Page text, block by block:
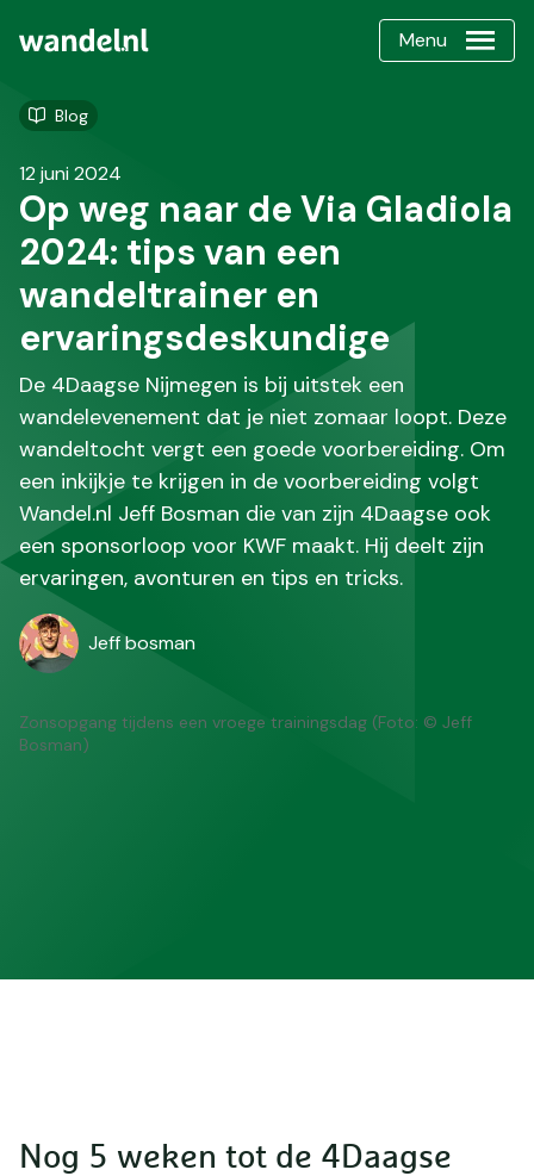
Menu
Blog
12 juni 2024
Op weg naar de Via Gladiola
2024: tips van een
wandeltrainer en
ervaringsdeskundige
De 4Daagse Nijmegen is bij uitstek een
wandelevenement dat je niet zomaar loopt. Deze
wandeltocht vergt een goede voorbereiding. Om
een inkijkje te krijgen in de voorbereiding volgt
Wandel.nl Jeff Bosman die van zijn 4Daagse ook
een sponsorloop voor KWF maakt. Hij deelt zijn
ervaringen, avonturen en tips en tricks.
Jeff bosman
Zonsopgang tijdens een vroege trainingsdag (Foto: © Jeff
Bosman)
Nog 5 weken tot de 4Daagse